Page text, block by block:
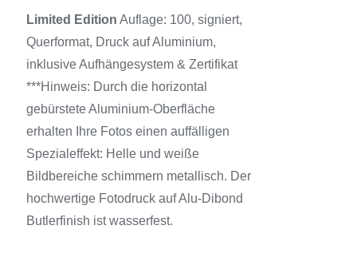
AUF.
OPTIONEN
KÖNNEN
DER
PRODUKTSEITE
WERDEN
Limited Edition Auflage: 100, signiert,
Querformat, Druck auf Aluminium,
inklusive Aufhängesystem & Zertifikat
***Hinweis: Durch die horizontal
gebürstete Aluminium-Oberfläche
erhalten Ihre Fotos einen auffälligen
Spezialeffekt: Helle und weiße
Bildbereiche schimmern metallisch. Der
hochwertige Fotodruck auf Alu-Dibond
Butlerfinish ist wasserfest.